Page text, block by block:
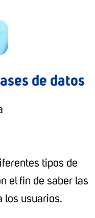
de datos
tipos de
el fin de saber las
los usuarios.